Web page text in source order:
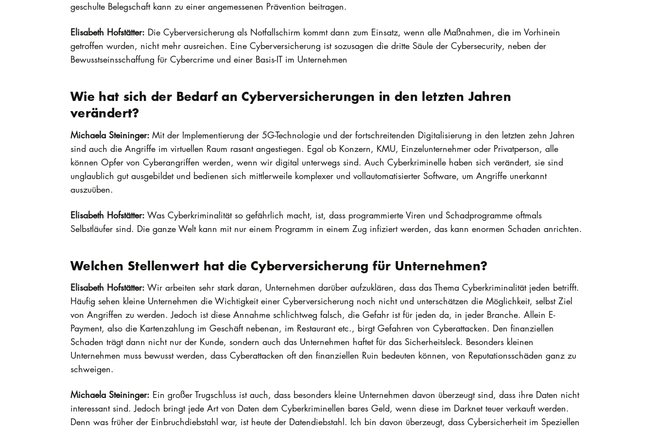
geschulte Belegschaft kann zu einer angemessenen Prävention beitragen.
Elisabeth Hofstätter: Die Cyberversicherung als Notfallschirm kommt dann zum Einsatz, wenn alle Maßnahmen, die im Vorhinein
getroffen wurden, nicht mehr ausreichen. Eine Cyberversicherung ist sozusagen die dritte Säule der Cybersecurity, neben der
Bewusstseinsschaffung für Cybercrime und einer Basis-IT im Unternehmen
Wie hat sich der Bedarf an Cyberversicherungen in den letzten Jahren
verändert?
Michaela Steininger: Mit der Implementierung der 5G-Technologie und der fortschreitenden Digitalisierung in den letzten zehn Jahren
sind auch die Angriffe im virtuellen Raum rasant angestiegen. Egal ob Konzern, KMU, Einzelunternehmer oder Privatperson, alle
können Opfer von Cyberangriffen werden, wenn wir digital unterwegs sind. Auch Cyberkriminelle haben sich verändert, sie sind
unglaublich gut ausgebildet und bedienen sich mittlerweile komplexer und vollautomatisierter Software, um Angriffe unerkannt
auszuüben.
Elisabeth Hofstätter: Was Cyberkriminalität so gefährlich macht, ist, dass programmierte Viren und Schadprogramme oftmals
Selbstläufer sind. Die ganze Welt kann mit nur einem Programm in einem Zug infiziert werden, das kann enormen Schaden anrichten.
Welchen Stellenwert hat die Cyberversicherung für Unternehmen?
Elisabeth Hofstätter: Wir arbeiten sehr stark daran, Unternehmen darüber aufzuklären, dass das Thema Cyberkriminalität jeden betrifft.
Häufig sehen kleine Unternehmen die Wichtigkeit einer Cyberversicherung noch nicht und unterschätzen die Möglichkeit, selbst Ziel
von Angriffen zu werden. Jedoch ist diese Annahme schlichtweg falsch, die Gefahr ist für jeden da, in jeder Branche. Allein E-
Payment, also die Kartenzahlung im Geschäft nebenan, im Restaurant etc., birgt Gefahren von Cyberattacken. Den finanziellen
Schaden trägt dann nicht nur der Kunde, sondern auch das Unternehmen haftet für das Sicherheitsleck. Besonders kleinen
Unternehmen muss bewusst werden, dass Cyberattacken oft den finanziellen Ruin bedeuten können, von Reputationsschäden ganz zu
schweigen.
Michaela Steininger: Ein großer Trugschluss ist auch, dass besonders kleine Unternehmen davon überzeugt sind, dass ihre Daten nicht
interessant sind. Jedoch bringt jede Art von Daten dem Cyberkriminellen bares Geld, wenn diese im Darknet teuer verkauft werden.
Denn was früher der Einbruchdiebstahl war, ist heute der Datendiebstahl. Ich bin davon überzeugt, dass Cybersicherheit im Speziellen